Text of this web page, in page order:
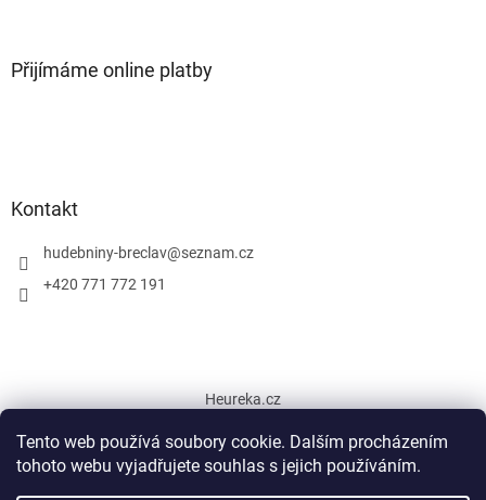
Tento web používá soubory cookie. Dalším procházením
tohoto webu vyjadřujete souhlas s jejich používáním.
Přijímáme online platby
Kontakt
hudebniny-breclav@seznam.cz
+420 771 772 191
Heureka.cz